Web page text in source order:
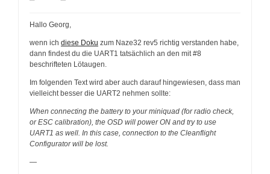
Hallo Georg,
wenn ich diese Doku zum Naze32 rev5 richtig verstanden habe,
dann findest du die UART1 tatsächlich an den mit #8
beschrifteten Lötaugen.
Im folgenden Text wird aber auch darauf hingewiesen, dass man
vielleicht besser die UART2 nehmen sollte:
When connecting the battery to your miniquad (for radio check,
or ESC calibration), the OSD will power ON and try to use
UART1 as well. In this case, connection to the Cleanflight
Configurator will be lost.
—